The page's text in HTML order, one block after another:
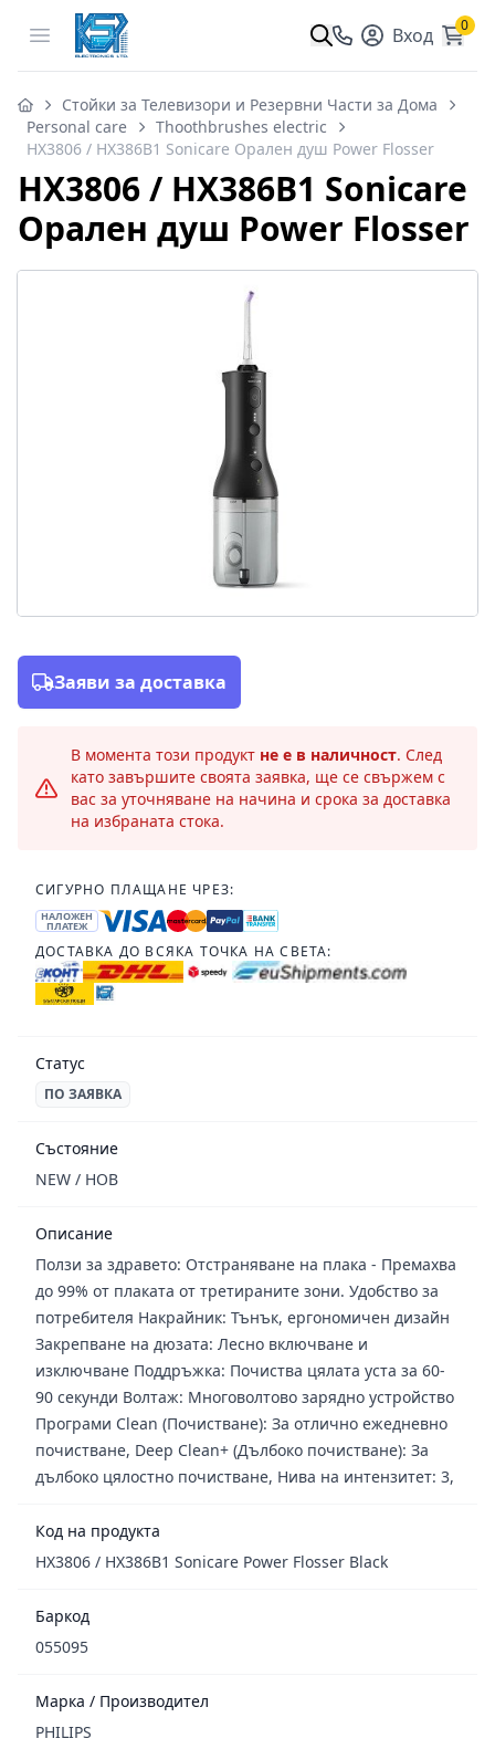
Open menu Вход 0
Стойки за Телевизори и Резервни Части за Дома
Personal care
Thoothbrushes electric
HX3806 / HX386B1 Sonicare Орален душ Power Flosser
HX3806 / HX386B1 Sonicare
Орален душ Power Flosser
Заяви за доставка
В момента този продукт не е в наличност. След
като завършите своята заявка, ще се свържем с
вас за уточняване на начина и срока за доставка
на избраната стока.
СИГУРНО ПЛАЩАНЕ ЧРЕЗ:
НАЛОЖЕН
ПЛАТЕЖ
ДОСТАВКА ДО ВСЯКА ТОЧКА НА СВЕТА:
Статус
ПО ЗАЯВКА
Състояние
NEW / НОВ
Описание
Ползи за здравето: Oтстраняване на плака - Премахва
до 99% от плаката от третираните зони. Удобство за
потребителя Накрайник: Тънък, ергономичен дизайн
Закрепване на дюзата: Лесно включване и
изключване Поддръжка: Почиства цялата уста за 60-
90 секунди Волтаж: Многоволтово зарядно устройство
Програми Clean (Почистване): За отлично ежедневно
почистване, Deep Clean+ (Дълбоко почистване): За
дълбоко цялостно почистване, Нива на интензитет: 3,
Код на продукта
HX3806 / HX386B1 Sonicare Power Flosser Black
Баркод
055095
Марка / Производител
PHILIPS